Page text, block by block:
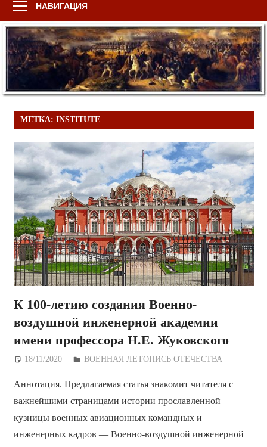
НАВИГАЦИЯ
МЕТКА: INSTITUTE
К 100-летию создания Военно-
воздушной инженерной академии
имени профессора Н.Е. Жуковского
18/11/2020 Дежурный по Редакции
ВОЕННАЯ ЛЕТОПИСЬ ОТЕЧЕСТВА
Аннотация. Предлагаемая статья знакомит читателя с
важнейшими страницами истории прославленной
кузницы военных авиационных командных и
инженерных кадров — Военно-воздушной инженерной